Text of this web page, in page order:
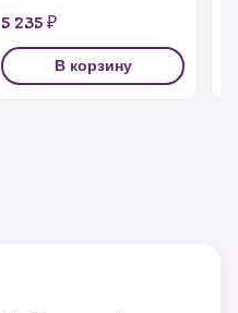
5 235 ₽
В корзину